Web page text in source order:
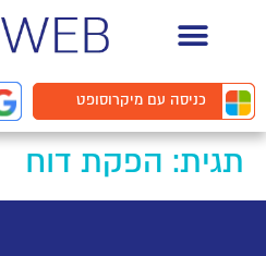
כניסה עםמיקרוסופט
תגית: הפקת דוח